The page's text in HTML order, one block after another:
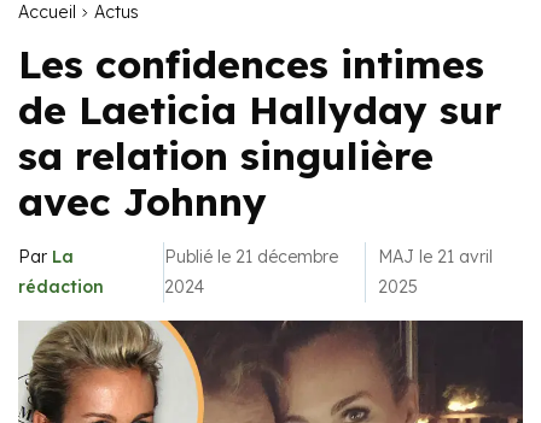
Accueil Actus
Les confidences intimes
de Laeticia Hallyday sur
sa relation singulière
avec Johnny
Par La
rédaction
Publié le 21 décembre
2024
MAJ le 21 avril
2025